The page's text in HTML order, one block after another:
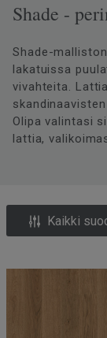
Shade -
Shade-
lakatuissa
vivahteita.
Olipa valintasi
lattia,
Kaikki